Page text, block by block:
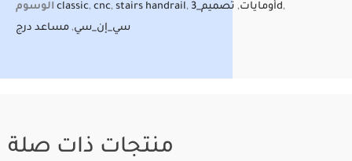
الوسوم classic, cnc, stairs handrail, أومايات, تصميم_3d,
سي_إن_سي, مساعد درج
منتجات ذات صلة